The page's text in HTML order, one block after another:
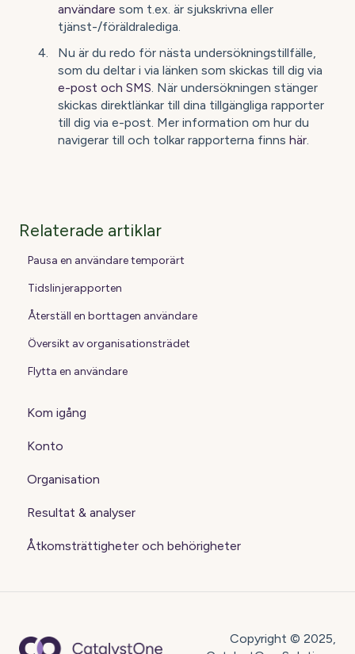
användare som t.ex. är sjukskrivna eller
tjänst-/föräldralediga.
Nu är du redo för nästa undersökningstillfälle,
som du deltar i via länken som skickas till dig via
e-post och SMS. När undersökningen stänger
skickas direktlänkar till dina tillgängliga rapporter
till dig via e-post. Mer information om hur du
navigerar till och tolkar rapporterna finns här.
Relaterade artiklar
Pausa en användare temporärt
Tidslinjerapporten
Återställ en borttagen användare
Översikt av organisationsträdet
Flytta en användare
Kom igång
Konto
Organisation
Resultat & analyser
Åtkomsträttigheter och behörigheter
Copyright © 2025,